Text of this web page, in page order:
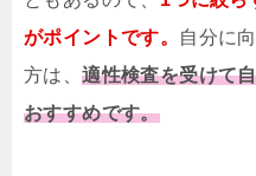
がポイントです。
自分に
方は、適性検査を受けて
おすすめです。